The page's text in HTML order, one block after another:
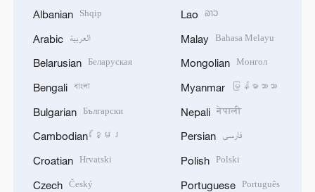
Albanian Shqip
Arabic العربية
Belarusian Беларуская
Bengali বাংলা
Bulgarian Български
Cambodian ខ្មែរ
Croatian Hrvatski
Czech Český
Lao ລາວ
Malay Bahasa Melayu
Mongolian Монгол
Myanmar မြန်မာဘာသာ
Nepali नेपाली
Persian فارسی
Polish Polski
Portuguese Português